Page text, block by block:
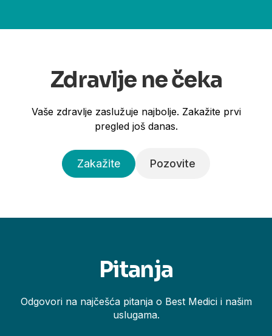
Zdravlje ne čeka
Vaše zdravlje zaslužuje najbolje. Zakažite prvi
pregled još danas.
Zakažite Pozovite
Pitanja
Odgovori na najčešća pitanja o Best Medici i našim
uslugama.